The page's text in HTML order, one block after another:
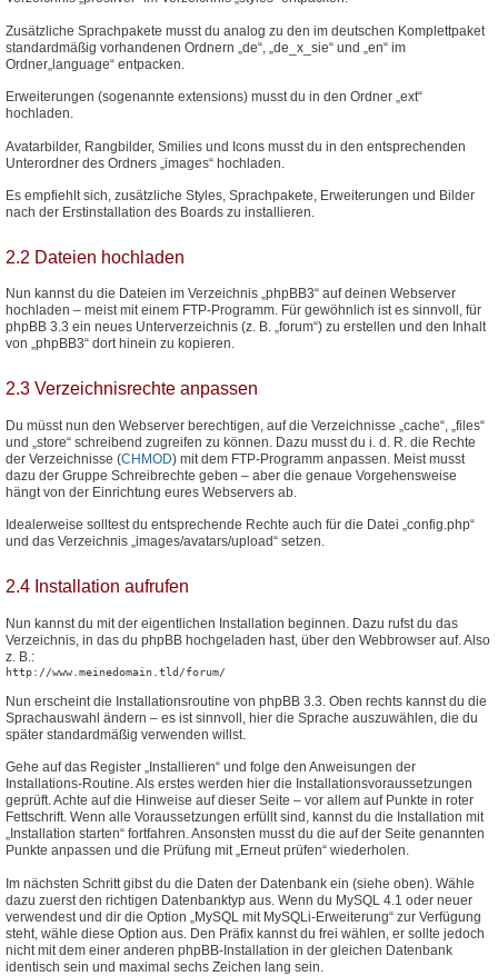
Zusätzliche Sprachpakete musst du analog zu den im deutschen Komplettpaket
standardmäßig vorhandenen Ordnern „de“, „de_x_sie“ und „en“ im
Ordner„language“ entpacken.
Erweiterungen (sogenannte extensions) musst du in den Ordner „ext“
hochladen.
Avatarbilder, Rangbilder, Smilies und Icons musst du in den entsprechenden
Unterordner des Ordners „images“ hochladen.
Es empfiehlt sich, zusätzliche Styles, Sprachpakete, Erweiterungen und Bilder
nach der Erstinstallation des Boards zu installieren.
2.2 Dateien hochladen
Nun kannst du die Dateien im Verzeichnis „phpBB3“ auf deinen Webserver
hochladen – meist mit einem FTP-Programm. Für gewöhnlich ist es sinnvoll, für
phpBB 3.3 ein neues Unterverzeichnis (z. B. „forum“) zu erstellen und den Inhalt
von „phpBB3“ dort hinein zu kopieren.
2.3 Verzeichnisrechte anpassen
Du müsst nun den Webserver berechtigen, auf die Verzeichnisse „cache“, „files“
und „store“ schreibend zugreifen zu können. Dazu musst du i. d. R. die Rechte
der Verzeichnisse (CHMOD) mit dem FTP-Programm anpassen. Meist musst
dazu der Gruppe Schreibrechte geben – aber die genaue Vorgehensweise
hängt von der Einrichtung eures Webservers ab.
Idealerweise solltest du entsprechende Rechte auch für die Datei „config.php“
und das Verzeichnis „images/avatars/upload“ setzen.
2.4 Installation aufrufen
Nun kannst du mit der eigentlichen Installation beginnen. Dazu rufst du das
Verzeichnis, in das du phpBB hochgeladen hast, über den Webbrowser auf. Also
z. B.:
http://www.meinedomain.tld/forum/
Nun erscheint die Installationsroutine von phpBB 3.3. Oben rechts kannst du die
Sprachauswahl ändern – es ist sinnvoll, hier die Sprache auszuwählen, die du
später standardmäßig verwenden willst.
Gehe auf das Register „Installieren“ und folge den Anweisungen der
Installations-Routine. Als erstes werden hier die Installationsvoraussetzungen
geprüft. Achte auf die Hinweise auf dieser Seite – vor allem auf Punkte in roter
Fettschrift. Wenn alle Voraussetzungen erfüllt sind, kannst du die Installation mit
„Installation starten“ fortfahren. Ansonsten musst du die auf der Seite genannten
Punkte anpassen und die Prüfung mit „Erneut prüfen“ wiederholen.
Im nächsten Schritt gibst du die Daten der Datenbank ein (siehe oben). Wähle
dazu zuerst den richtigen Datenbanktyp aus. Wenn du MySQL 4.1 oder neuer
verwendest und dir die Option „MySQL mit MySQLi-Erweiterung“ zur Verfügung
steht, wähle diese Option aus. Den Präfix kannst du frei wählen, er sollte jedoch
nicht mit dem einer anderen phpBB-Installation in der gleichen Datenbank
identisch sein und maximal sechs Zeichen lang sein.